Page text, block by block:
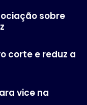
sobre
corte e reduz a
vice na